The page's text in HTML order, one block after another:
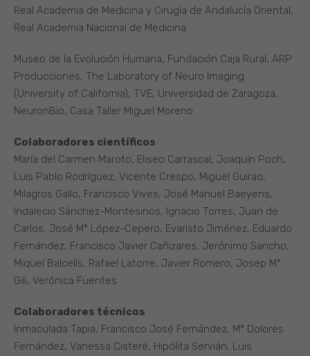
Real Academia de Medicina y Cirugía de Andalucía Oriental,
Real Academia Nacional de Medicina
Museo de la Evolución Humana, Fundación Caja Rural, ARP
Producciones, The Laboratory of Neuro Imaging
(University of California), TVE, Universidad de Zaragoza,
NeuronBio, Casa Taller Miguel Moreno
Colaboradores científicos
María del Carmen Maroto, Eliseo Carrascal, Joaquín Poch,
Luis Pablo Rodríguez, Vicente Crespo, Miguel Guirao,
Milagros Gallo, Francisco Vives, José Manuel Baeyens,
Indalecio Sánchez-Montesinos, Ignacio Torres, Juan de
Carlos, José Mª López-Cepero, Evaristo Jiménez, Eduardo
Fernández, Francisco Javier Cañizares, Jerónimo Sancho,
Miquel Balcells, Rafael Latorre, Javier Romero, Josep Mª
Gili, Verónica Fuentes
Colaboradores técnicos
Inmaculada Tapia, Francisco José Fernández, Mª Dolores
Fernández, Vanessa Cisteré, Hipólita Servián, Luis